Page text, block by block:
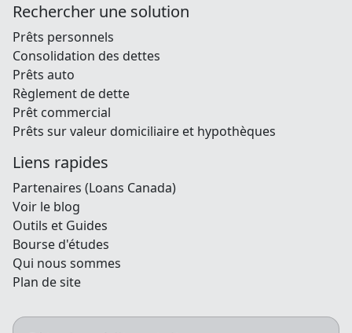
Rechercher une solution
Prêts personnels
Consolidation des dettes
Prêts auto
Règlement de dette
Prêt commercial
Prêts sur valeur domiciliaire et hypothèques
Liens rapides
Partenaires (Loans Canada)
Voir le blog
Outils et Guides
Bourse d'études
Qui nous sommes
Plan de site